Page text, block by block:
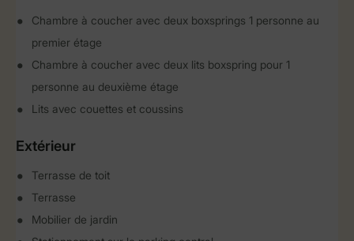
Chambre à coucher avec deux boxsprings 1 personne au
premier étage
Chambre à coucher avec deux lits boxspring pour 1
personne au deuxième étage
Lits avec couettes et coussins
Extérieur
Terrasse de toit
Terrasse
Mobilier de jardin